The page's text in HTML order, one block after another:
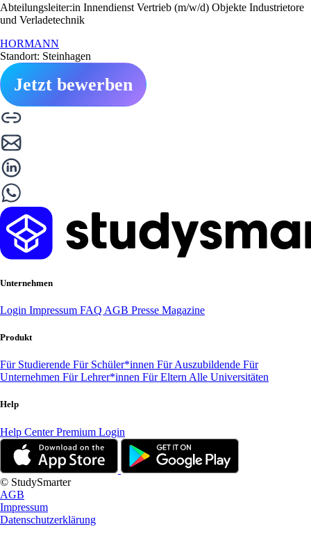
Abteilungsleiter:in Innendienst Vertrieb (m/w/d) Objekte Industrietore
und Verladetechnik
HORMANN
Standort: Steinhagen
Jetzt bewerben
Unternehmen
Login Impressum FAQ AGB Presse Magazine
Produkt
Für Studierende Für Schüler*innen Für Auszubildende Für
Unternehmen Für Lehrer*innen Für Eltern Alle Universitäten
Help
Help CenterPremium Login
© StudySmarter
AGB
Impressum
Datenschutzerklärung